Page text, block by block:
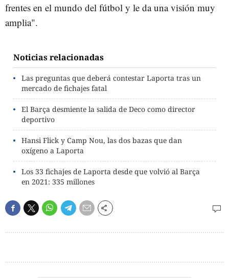
frentes en el mundo del fútbol y le da una visión muy
amplia".
Noticias relacionadas
Las preguntas que deberá contestar Laporta tras un
mercado de fichajes fatal
El Barça desmiente la salida de Deco como director
deportivo
Hansi Flick y Camp Nou, las dos bazas que dan
oxígeno a Laporta
Los 33 fichajes de Laporta desde que volvió al Barça
en 2021: 335 millones